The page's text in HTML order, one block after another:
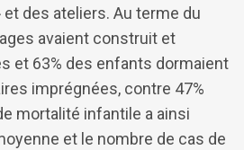
des ateliers. Au terme du
avaient construit et
et 63% des enfants dormaient
imprégnées, contre 47%
mortalité infantile a ainsi
et le nombre de cas de